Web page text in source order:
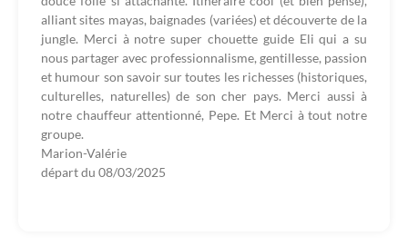
alliant sites mayas, baignades (variées) et découverte de la
jungle. Merci à notre super chouette guide Eli qui a su
nous partager avec professionnalisme, gentillesse, passion
et humour son savoir sur toutes les richesses (historiques,
culturelles, naturelles) de son cher pays. Merci aussi à
notre chauffeur attentionné, Pepe. Et Merci à tout notre
groupe.
Marion-Valérie
départ du 08/03/2025